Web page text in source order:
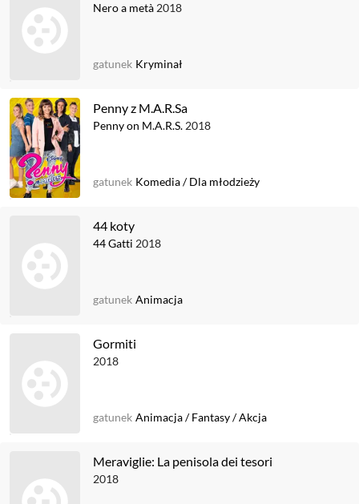
Nero a metà 2018
gatunek Kryminał
Penny z M.A.R.Sa
Penny on M.A.R.S. 2018
gatunek Komedia/Dla młodzieży
44 koty
44 Gatti 2018
gatunek Animacja
Gormiti
2018
gatunek Animacja/Fantasy/Akcja
Meraviglie: La penisola dei tesori
2018